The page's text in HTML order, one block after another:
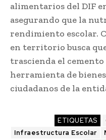
alimentarios del DIF
asegurando que la
rendimiento escolar.
en territorio busca
trascienda el
herramienta de
ciudadanos de la
ETIQUETAS
Infraestructura Escolar